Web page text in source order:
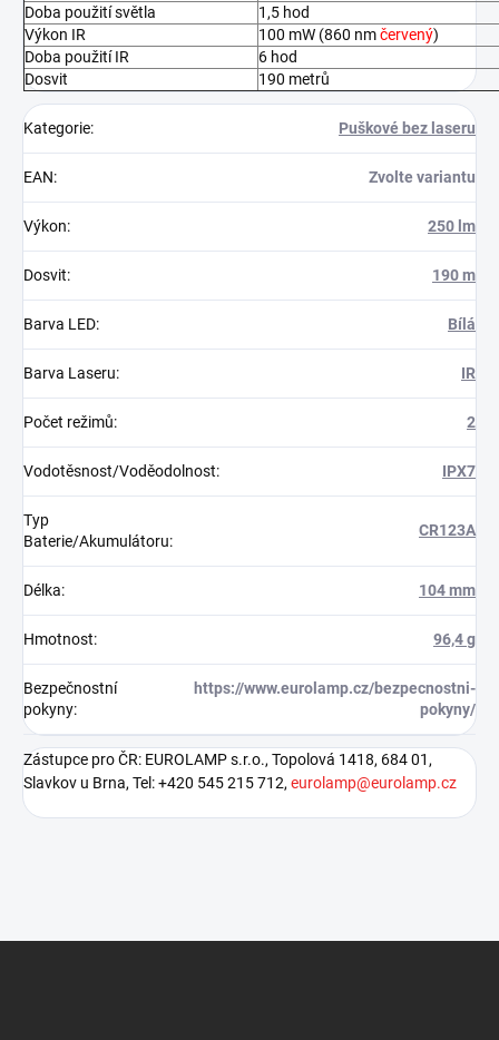
Doba použití světla
1,5 hod
Výkon IR
100 mW (860 nmčervený)
Doba použití IR
6 hod
Dosvit
190 metrů
Kategorie: Puškové bez laseru
EAN: Zvolte variantu
Výkon: 250 lm
Dosvit: 190 m
Barva LED: Bílá
Barva Laseru: IR
Počet režimů: 2
Vodotěsnost/Voděodolnost: IPX7
Typ
Baterie/Akumulátoru:
CR123A
Délka: 104 mm
Hmotnost: 96,4 g
Bezpečnostní
pokyny:
https://www.eurolamp.cz/bezpecnostni-
pokyny/
Zástupce pro ČR: EUROLAMP s.r.o., Topolová 1418, 684 01,
Slavkov u Brna, Tel: +420 545 215 712, eurolamp@eurolamp.cz